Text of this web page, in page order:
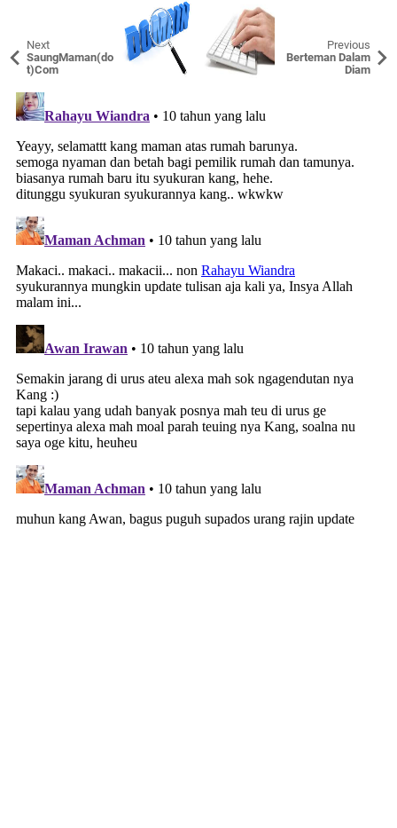
Next
SaungMaman(do
t)Com
Previous
Berteman Dalam
Diam